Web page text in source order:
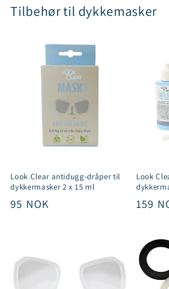
Tilbehør til dykkemasker
Look Clear antidugg-dråper til
dykkermasker 2 x 15 ml
Vanlig
95 NOK
Look
Vanlig
159